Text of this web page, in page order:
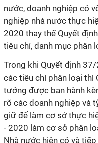
nước, doanh nghiệp có
nghiệp nhà nước thực
2020 thay thế Quyết
tiêu chí, danh mục phân
Trong khi Quyết định
các tiêu chí phân loại thì
tướng được ban hành
rõ các doanh nghiệp và
giữ để làm cơ sở thực
- 2020 làm cơ sở phân
Nhà nước hiện có và